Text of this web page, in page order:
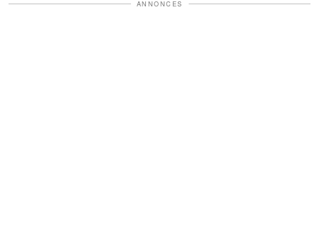
ANNONCES